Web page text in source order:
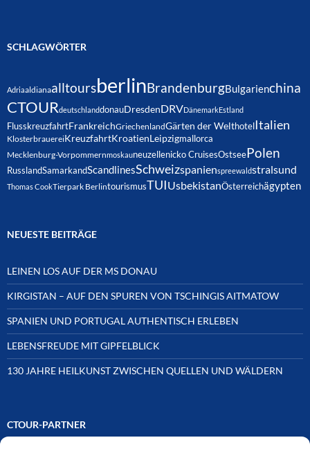
SCHLAGWÖRTER
AdriaaldianaalltoursberlinBrandenburgBulgarienchina
CTOURdeutschlanddonauDresdenDRVDänemarkEstland
FlusskreuzfahrtFrankreichGriechenlandGärten der Welthotel Italien
KlosterbrauereiKreuzfahrtKroatienLeipzigmallorca
Mecklenburg-Vorpommernmoskauneuzellenicko CruisesOstseePolen
RusslandSamarkandScandlinesSchweizspanienspreewaldstralsund
Thomas CookTierpark BerlintourismusTUIUsbekistanÖsterreichägypten
NEUESTE BEITRÄGE
LEINEN LOS AUF DER MS DONAU
KIRGISTAN – AUF DEN SPUREN VON TSCHINGIS AITMATOW
SPANIEN UND PORTUGAL AUTHENTISCH ERLEBEN
LEBENSFREUDE MIT GIPFELBLICK
130 JAHRE HEILKUNST ZWISCHEN QUELLEN UND WÄLDERN
CTOUR-PARTNER